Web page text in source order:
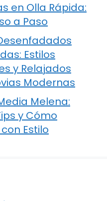
en Olla Rápida:
a Paso
Estilos
y Relajados
Modernas
Melena:
y Cómo
Estilo